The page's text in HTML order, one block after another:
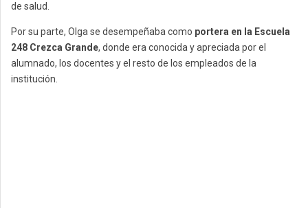
de salud.
Por su parte, Olga se desempeñaba como portera en la Escuela
248 Crezca Grande, donde era conocida y apreciada por el
alumnado, los docentes y el resto de los empleados de la
institución.